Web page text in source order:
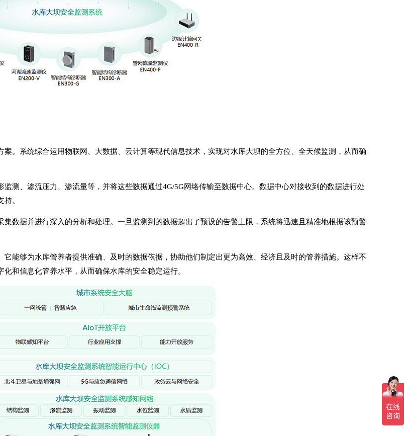
。系统综合运用物联网、大数据、云计算等现代信息技术，实现对水库大坝的全方位、全天候监测，从而确
测、渗流压力、渗流量等，并将这些数据通过4G/5G网络传输至数据中心。数据中心对接收到的数据进行处
。
数据并进行深入的分析和处理。一旦监测到的数据超出了预设的告警上限，系统将迅速且精准地根据该预警
能够为水库管养者提供准确、及时的数据依据，协助他们制定出更为高效、经济且及时的管养措施。这样不
和信息化管养水平，从而确保水库的安全稳定运行。